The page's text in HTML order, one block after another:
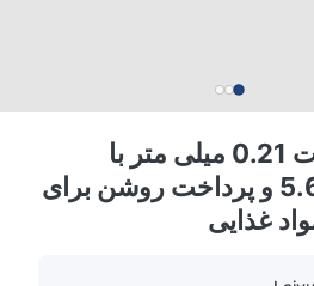
ورق قلع با ضخامت 0.21 میلی متر با
قلع 5.6/5.6 و پرداخت روشن برای
غذایی